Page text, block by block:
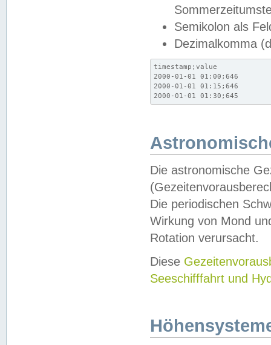
Semikolon als
Dezimalkomma
timestamp;value
2000-01-01 01:00;646
2000-01-01 01:15;646
2000-01-01 01:30;645
Die astronomische
Die periodischen
Wirkung von Mond
Rotation verursacht.
Diese
Seeschifffahrt und